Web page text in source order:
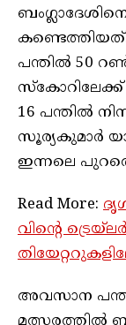
പന്തില്‍ 50
16 പന്തിൽ
സൂര്യകുമാർ
ഇന്നലെ
Read More:
വിന്റെ
അവസാന